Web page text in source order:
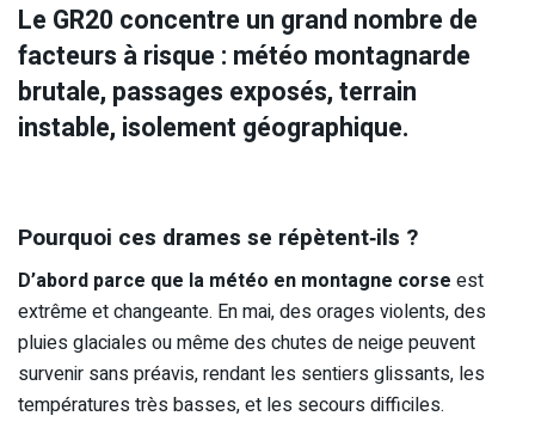
Le GR20 concentre un grand nombre de
facteurs à risque : météo montagnarde
brutale, passages exposés, terrain
instable, isolement géographique.
Pourquoi ces drames se répètent‑ils ?
D’abord parce que la météo en montagne corse est
extrême et changeante. En mai, des orages violents, des
pluies glaciales ou même des chutes de neige peuvent
survenir sans préavis, rendant les sentiers glissants, les
températures très basses, et les secours difficiles.